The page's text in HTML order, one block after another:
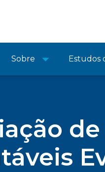
Sobre Estudos